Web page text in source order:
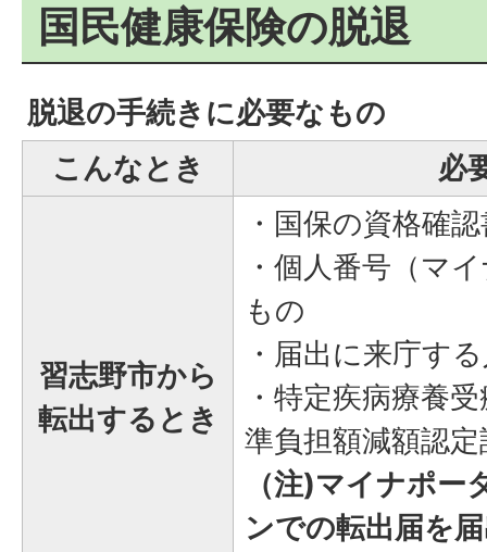
国民健康保険の脱退
脱退の手続きに必要なもの
こんなとき
必
習志野市から
転出するとき
・国保の資格確
・個人番号（マ
もの
・届出に来庁す
・特定疾病療養
準負担額減額認
（注)マイナポ
ンでの転出届を